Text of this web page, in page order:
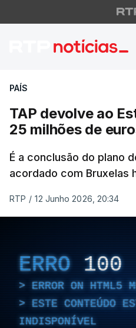
TAP
PAÍS
TAP devolve ao
25 milhões de
É a conclusão do plano
acordado com Bruxelas
RTP / 12 Junho 2026, 20:34
ERRO 100
ERROR ON HTML5
ESTE CONTEÚDO
INDISPONÍVEL